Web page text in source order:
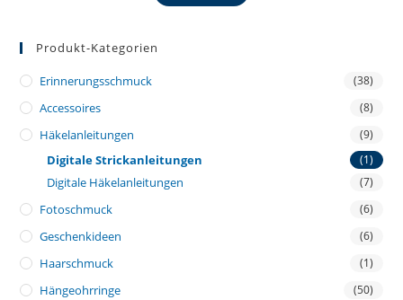
Produkt-Kategorien
Erinnerungsschmuck (38)
Accessoires (8)
Häkelanleitungen (9)
Digitale Strickanleitungen (1)
Digitale Häkelanleitungen (7)
Fotoschmuck (6)
Geschenkideen (6)
Haarschmuck (1)
Hängeohrringe (50)